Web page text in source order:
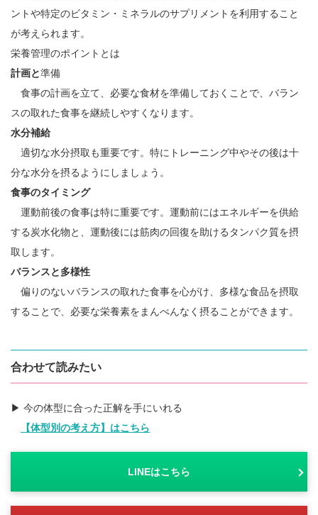
ントや特定のビタミン・ミネラルのサプリメントを利用すること
が考えられます。
栄養管理のポイントとは
計画と準備
食事の計画を立て、必要な食材を準備しておくことで、バラン
スの取れた食事を継続しやすくなります。
水分補給
適切な水分摂取も重要です。特にトレーニング中やその後は十
分な水分を摂るようにしましょう。
食事のタイミング
運動前後の食事は特に重要です。運動前にはエネルギーを供給
する炭水化物と、運動後には筋肉の回復を助けるタンパク質を摂
取します。
バランスと多様性
偏りのないバランスの取れた食事を心がけ、多様な食品を摂取
することで、必要な栄養素をまんべんなく摂ることができます。
合わせて読みたい
▶︎ 今の体型に合った正解を手にいれる
【体型別の考え方】はこちら
LINEはこちら